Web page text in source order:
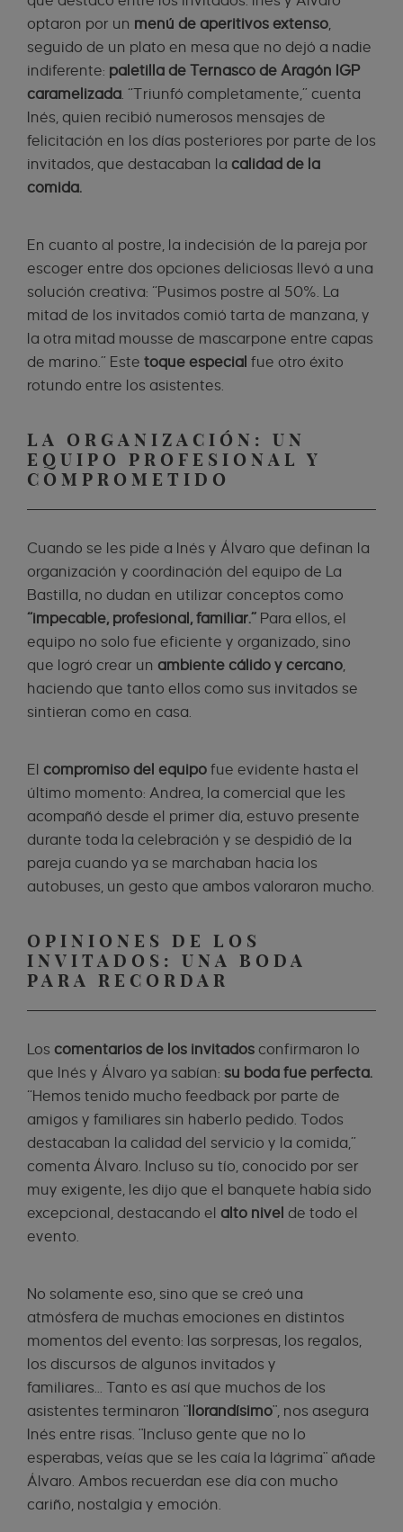
optaron por un menú de aperitivos extenso,
seguido de un plato en mesa que no dejó a nadie
indiferente: paletilla de Ternasco de Aragón IGP
caramelizada. “Triunfó completamente,” cuenta
Inés, quien recibió numerosos mensajes de
felicitación en los días posteriores por parte de los
invitados, que destacaban la calidad de la
comida.
En cuanto al postre, la indecisión de la pareja por
escoger entre dos opciones deliciosas llevó a una
solución creativa: “Pusimos postre al 50%. La
mitad de los invitados comió tarta de manzana, y
la otra mitad mousse de mascarpone entre capas
de marino.” Este toque especial fue otro éxito
rotundo entre los asistentes.
LA ORGANIZACIÓN: UN
EQUIPO PROFESIONAL Y
COMPROMETIDO
Cuando se les pide a Inés y Álvaro que definan la
organización y coordinación del equipo de La
Bastilla, no dudan en utilizar conceptos como
“impecable, profesional, familiar.” Para ellos, el
equipo no solo fue eficiente y organizado, sino
que logró crear un ambiente cálido y cercano,
haciendo que tanto ellos como sus invitados se
sintieran como en casa.
El compromiso del equipo fue evidente hasta el
último momento: Andrea, la comercial que les
acompañó desde el primer día, estuvo presente
durante toda la celebración y se despidió de la
pareja cuando ya se marchaban hacia los
autobuses, un gesto que ambos valoraron mucho.
OPINIONES DE LOS
INVITADOS: UNA BODA
PARA RECORDAR
Los comentarios de los invitados confirmaron lo
que Inés y Álvaro ya sabían: su boda fue perfecta.
“Hemos tenido mucho feedback por parte de
amigos y familiares sin haberlo pedido. Todos
destacaban la calidad del servicio y la comida,”
comenta Álvaro. Incluso su tío, conocido por ser
muy exigente, les dijo que el banquete había sido
excepcional, destacando el alto nivel de todo el
evento.
No solamente eso, sino que se creó una
atmósfera de muchas emociones en distintos
momentos del evento: las sorpresas, los regalos,
los discursos de algunos invitados y
familiares... Tanto es así que muchos de los
asistentes terminaron " llorandísimo", nos asegura
Inés entre risas. "Incluso gente que no lo
esperabas, veías que se les caía la lágrima" añade
Álvaro. Ambos recuerdan ese día con mucho
cariño, nostalgia y emoción.